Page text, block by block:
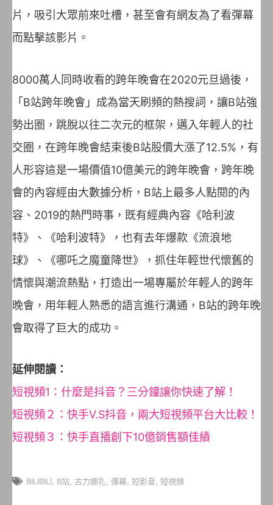
片，吸引大眾前來吐槽，甚至會有網友為了看彈幕
而點擊該影片。
8000萬人同時收看的跨年晚會在2020元旦過後，
「B站跨年晚會」成為當天刷頻的熱搜詞，讓B站強
勢出圈，跳脫以往二次元的框架，邁入年輕人的社
交圈，在跨年晚會結束後B站股價大漲了12.5%，有
人形容這是一場價值10億美元的跨年晚會，跨年晚
會的內容經由大數據分析，B站上最多人點閱的內
容、2019的熱門時事，既有經典內容《哈利波
特》、《哈利波特》，也有去年爆款《流浪地
球》、《哪吒之魔童降世》，抓住年輕世代懷舊的
情懷與潮流熱點，打造出一場專屬於年輕人的跨年
晚會，用年輕人熟悉的語言進行溝通，B站的跨年晚
會取得了巨大的成功。
延伸閱讀：
短視頻1：什麼是抖音？三分鐘讓你快速了解！
短視頻２：快手V.S抖音，兩大短視頻平台大比較！
短視頻３：快手直播創下10億銷售額佳績
BILIBILI B站 古力娜扎 彈幕 短影音 短視頻